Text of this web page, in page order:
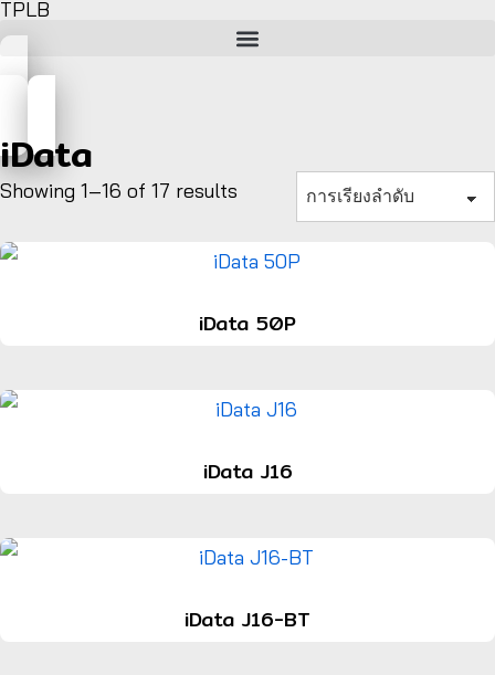
TPLB
iData
Showing 1–16 of 17 results
iData 50P
iData J16
iData J16-BT